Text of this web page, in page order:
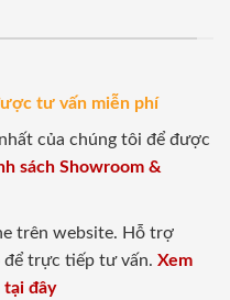
tư vấn miễn phí
của chúng tôi để được
sách Showroom &
trên website. Hỗ trợ
để trực tiếp tư vấn. Xem
tại đây